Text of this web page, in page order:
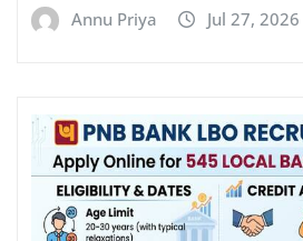
Annu Priya Jul 27, 2026